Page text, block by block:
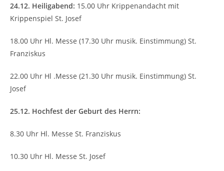
24.12. Heiligabend: 15.00 Uhr Krippenandacht mit
Krippenspiel St. Josef
18.00 Uhr Hl. Messe (17.30 Uhr musik. Einstimmung) St.
Franziskus
22.00 Uhr Hl .Messe (21.30 Uhr musik. Einstimmung) St.
Josef
25.12. Hochfest der Geburt des Herrn:
8.30 Uhr Hl. Messe St. Franziskus
10.30 Uhr Hl. Messe St. Josef